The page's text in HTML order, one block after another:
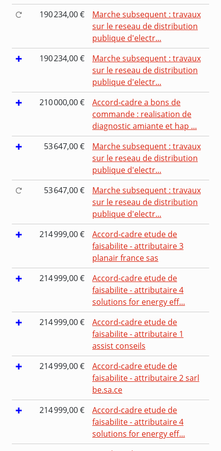
190 234,00 €
Marche subsequent : travaux
sur le reseau de distribution
publique d'electr...
190 234,00 €
Marche subsequent : travaux
sur le reseau de distribution
publique d'electr...
210 000,00 €
Accord-cadre a bons de
commande : realisation de
diagnostic amiante et hap ...
53 647,00 €
Marche subsequent : travaux
sur le reseau de distribution
publique d'electr...
53 647,00 €
Marche subsequent : travaux
sur le reseau de distribution
publique d'electr...
214 999,00 €
Accord-cadre etude de
faisabilite - attributaire 3
planair france sas
214 999,00 €
Accord-cadre etude de
faisabilite - attributaire 4
solutions for energy eff...
214 999,00 €
Accord-cadre etude de
faisabilite - attributaire 1
assist conseils
214 999,00 €
Accord-cadre etude de
faisabilite - attributaire 2 sarl
be.sa.ce
214 999,00 €
Accord-cadre etude de
faisabilite - attributaire 4
solutions for energy eff...